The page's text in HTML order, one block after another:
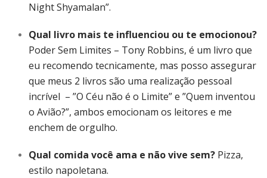
Night Shyamalan”.
Qual livro mais te influenciou ou te emocionou?
Poder Sem Limites – Tony Robbins, é um livro que
eu recomendo tecnicamente, mas posso assegurar
que meus 2 livros são uma realização pessoal
incrível – ”O Céu não é o Limite” e ”Quem inventou
o Avião?”, ambos emocionam os leitores e me
enchem de orgulho.
Qual comida você ama e não vive sem? Pizza,
estilo napoletana.